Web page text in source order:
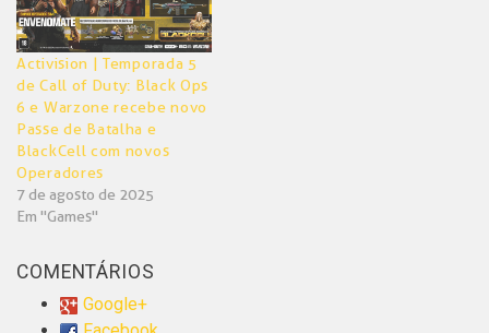
Activision | Temporada 5
de Call of Duty: Black Ops
6 e Warzone recebe novo
Passe de Batalha e
BlackCell com novos
Operadores
7 de agosto de 2025
Em "Games"
COMENTÁRIOS
Google+